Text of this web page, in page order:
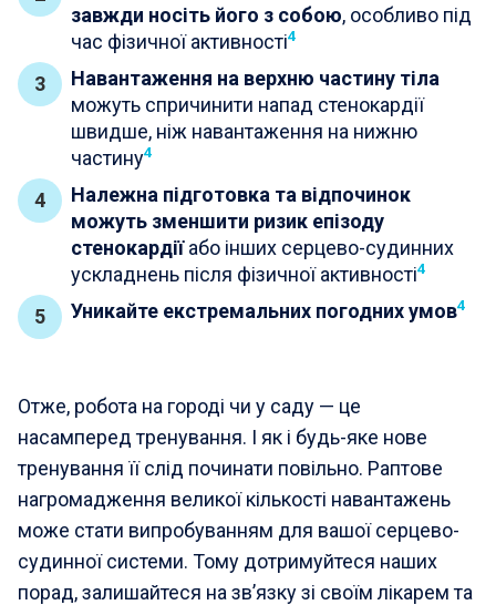
завжди носіть його з собою, особливо під
час фізичної активності4
Навантаження на верхню частину тіла
можуть спричинити напад стенокардії
швидше, ніж навантаження на нижню
частину4
Належна підготовка та відпочинок
можуть зменшити ризик епізоду
стенокардіїабо інших серцево-судинних
ускладнень після фізичної активності4
Уникайте екстремальних погодних умов4
Отже, робота на городі чи у саду — це
насамперед тренування. І як і будь-яке нове
тренування її слід починати повільно. Раптове
нагромадження великої кількості навантажень
може стати випробуванням для вашої серцево-
судинної системи. Тому дотримуйтеся наших
порад, залишайтеся на зв’язку зі своїм лікарем та